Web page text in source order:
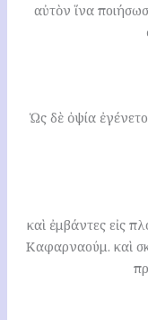
αὐτὸν ἵνα
Ὡς δὲ ὀψία
καὶ ἐμβάντες εἰς
Καφαρναούμ. καὶ